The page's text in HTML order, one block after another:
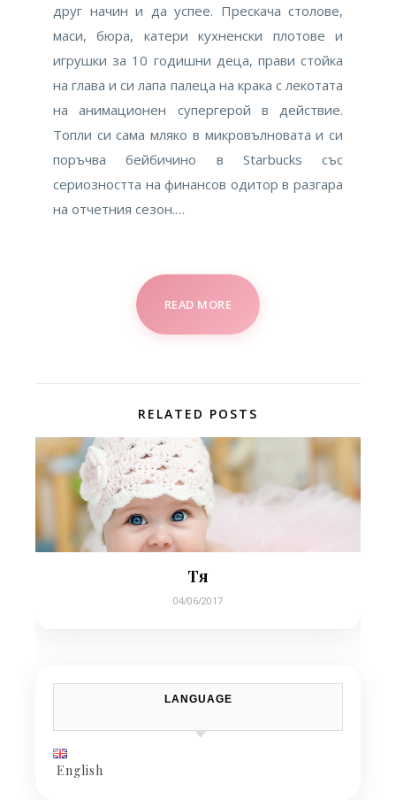
друг начин и да успее. Прескача столове,
маси, бюра, катери кухненски плотове и
игрушки за 10 годишни деца, прави стойка
на глава и си лапа палеца на крака с лекотата
на анимационен супергерой в действие.
Топли си сама мляко в микровълновата и си
поръчва бейбичино в Starbucks със
сериозността на финансов одитор в разгара
на отчетния сезон.…
READ MORE
RELATED POSTS
Тя
04/06/2017
LANGUAGE
English